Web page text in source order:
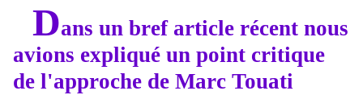
Dans un bref article récent nous
avions expliqué un point critique
de l'approche de Marc Touati